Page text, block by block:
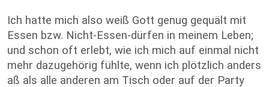
Ich hatte mich also weiß Gott genug gequält mit
Essen bzw. Nicht-Essen-dürfen in meinem Leben;
und schon oft erlebt, wie ich mich auf einmal nicht
mehr dazugehörig fühlte, wenn ich plötzlich anders
aß als alle anderen am Tisch oder auf der Party